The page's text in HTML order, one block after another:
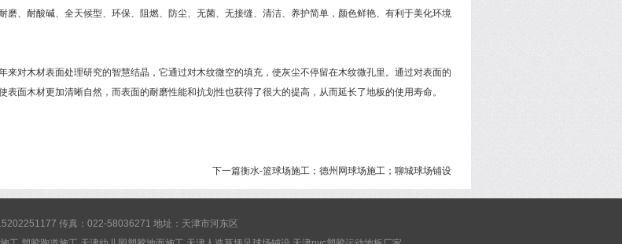
磨、耐酸碱、全天候型、环保、阻燃、防尘、无菌、无接缝、清洁、养护简单，颜色鲜艳、有利于美化环境
来对木材表面处理研究的智慧结晶，它通过对木纹微空的填充，使灰尘不停留在木纹微孔里。通过对表面的
表面木材更加清晰自然，而表面的耐磨性能和抗划性也获得了很大的提高，从而延长了地板的使用寿命。
下一篇衡水-篮球场施工；德州网球场施工；聊城球场铺设
传真：022-58036271 地址：天津市河东区